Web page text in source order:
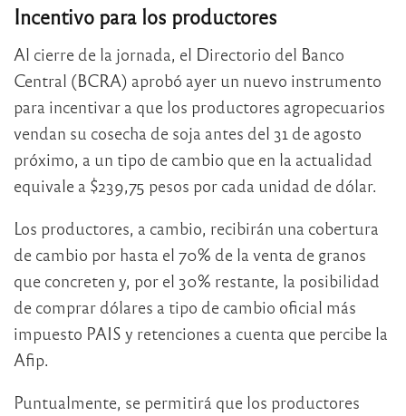
Incentivo para los productores
Al cierre de la jornada, el Directorio del Banco
Central (BCRA) aprobó ayer un nuevo instrumento
para incentivar a que los productores agropecuarios
vendan su cosecha de soja antes del 31 de agosto
próximo, a un tipo de cambio que en la actualidad
equivale a $239,75 pesos por cada unidad de dólar.
Los productores, a cambio, recibirán una cobertura
de cambio por hasta el 70% de la venta de granos
que concreten y, por el 30% restante, la posibilidad
de comprar dólares a tipo de cambio oficial más
impuesto PAIS y retenciones a cuenta que percibe la
Afip.
Puntualmente, se permitirá que los productores